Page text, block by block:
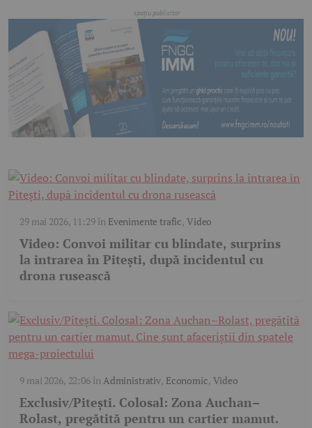
29 mai 2026, 11:29în Evenimente trafic,Video
Video: Convoi militar cu blindate, surprins
la intrarea în Pitești, după incidentul cu
drona rusească
9 mai 2026, 22:06în Administrativ, Economic, Video
Exclusiv/Pitești. Colosal: Zona Auchan–
Rolast, pregătită pentru un cartier mamut.